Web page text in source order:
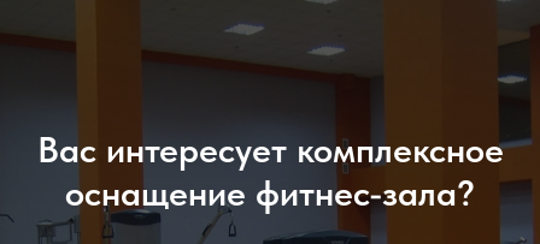
Вас интересует комплексное
оснащение фитнес-зала?